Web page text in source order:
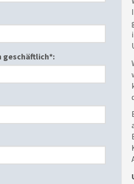
geschäftlich*: